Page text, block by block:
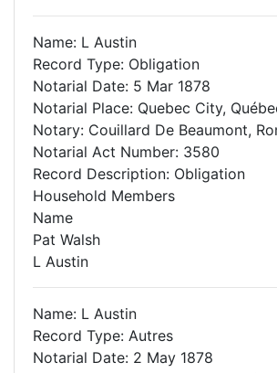
Name: L Austin
Record Type: Obligation
Notarial Date: 5 Mar 1878
Notarial Place: Quebec City,
Notary: Couillard De Beaumont,
Notarial Act Number: 3580
Record Description: Obligation
Household Members
Name
Pat Walsh
L Austin
Name: L Austin
Record Type: Autres
Notarial Date: 2 May 1878